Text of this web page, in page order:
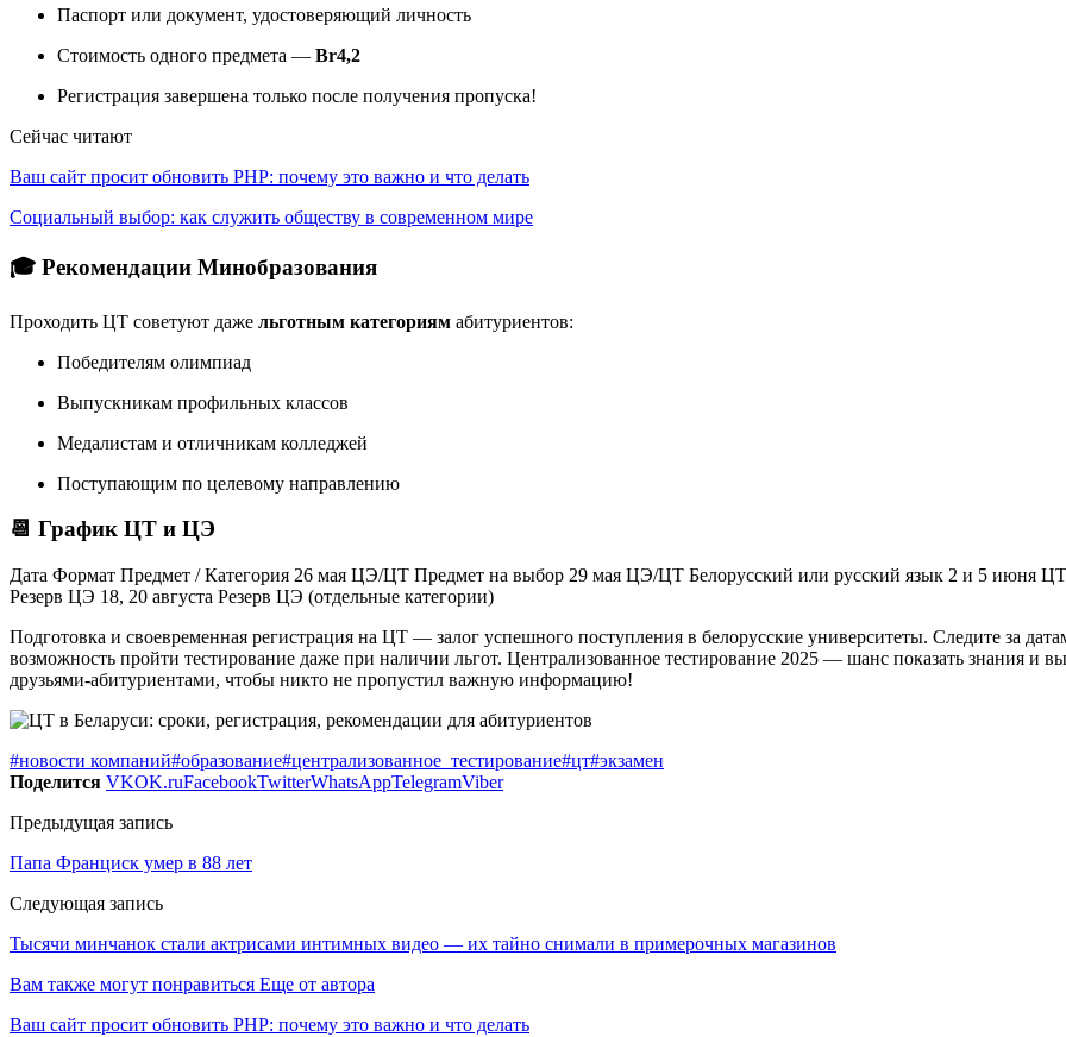
Паспорт или документ, удостоверяющий личность
Стоимость одного предмета — Br4,2
Регистрация завершена только после получения пропуска!
Сейчас читают
Ваш сайт просит обновить PHP: почему это важно и что делать
Социальный выбор: как служить обществу в современном мире
🎓 Рекомендации Минобразования
Проходить ЦТ советуют даже льготным категориям абитуриентов:
Победителям олимпиад
Выпускникам профильных классов
Медалистам и отличникам колледжей
Поступающим по целевому направлению
📆 График ЦТ и ЦЭ
Дата Формат Предмет / Категория 26 мая ЦЭ/ЦТ Предмет на выбор 29 мая ЦЭ/ЦТ Белорусский или русский язык 2 и 5 июня
Резерв ЦЭ 18, 20 августа Резерв ЦЭ (отдельные категории)
Подготовка и своевременная регистрация на ЦТ — залог успешного поступления в белорусские университеты. Следите за
возможность пройти тестирование даже при наличии льгот. Централизованное тестирование 2025 — шанс показать знания и
друзьями-абитуриентами, чтобы никто не пропустил важную информацию!
#новости компаний#образование#централизованное_тестирование#цт#экзамен
Поделится VKOK.ruFacebookTwitterWhatsAppTelegramViber
Предыдущая запись
Папа Франциск умер в 88 лет
Следующая запись
Тысячи минчанок стали актрисами интимных видео — их тайно снимали в примерочных магазинов
Вам также могут понравиться Еще от автора
Ваш сайт просит обновить PHP: почему это важно и что делать